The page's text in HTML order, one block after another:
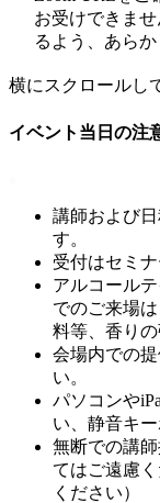
お受けできま
るよう、あら
横にスクロールし
イベント当日の注
講師および
す。
受付はセミ
アルコール
でのご来場
料等、香り
会場内での
い。
パソコンや
い、静音キ
無断での講
てはご遠慮
ください）